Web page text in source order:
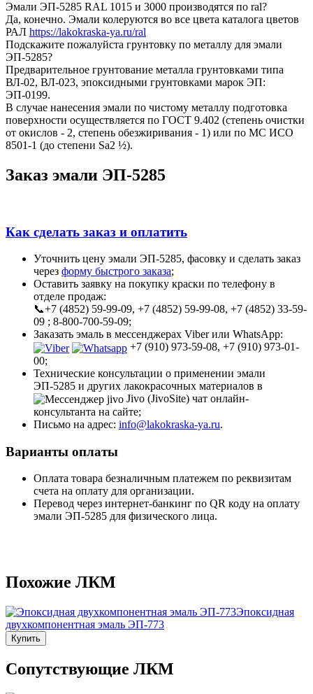
Эмали ЭП-5285 RAL 1015 и 3000 производятся по ral?
Да, конечно. Эмали колеруются во все цвета каталога цветов
РАЛ https://lakokraska-ya.ru/ral
Подскажите пожалуйста грунтовку по металлу для эмали
ЭП-5285?
Предварительное грунтование металла грунтовками типа
ВЛ-02, ВЛ-023, эпоксидными грунтовками марок ЭП:
ЭП-0199.
В случае нанесения эмали по чистому металлу подготовка
поверхности осуществляется по ГОСТ 9.402 (степень очистки
от окислов - 2, степень обезжиривания - 1) или по МС ИСО
8501-1 (до степени Sa2 ½).
Заказ эмали ЭП-5285
Как сделать заказ и оплатить
Уточнить цену эмали ЭП-5285, фасовку и сделать заказ
через форму быстрого заказа;
Оставить заявку на покупку краски по телефону в
отделе продаж:
📞+7 (4852) 59-99-09, +7 (4852) 59-99-08, +7 (4852) 33-59-
09 ; 8-800-700-59-09;
Заказать эмаль в мессенджерах Viber или WhatsApp:
+7 (910) 973-59-08, +7 (910) 973-01-
00;
Технические консультации о применении эмали
ЭП-5285 и других лакокрасочных материалов в
Jivo (JivoSite) чат онлайн-
консультанта на сайте;
Письмо на адрес: info@lakokraska-ya.ru.
Варианты оплаты
Оплата товара безналичным платежем по реквизитам
счета на оплату для организации.
Перевод через интернет-банкинг по QR коду на оплату
эмали ЭП-5285 для физического лица.
Похожие ЛКМ
Эпоксидная
двухкомпонентная эмаль ЭП-773
Купить
Сопутствующие ЛКМ